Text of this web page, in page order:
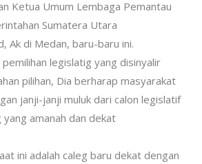
Ketua Umum Lembaga Pemantau
Sumatera Utara
Ak di Medan, baru-baru ini.
legislatig yang disinyalir
pilihan, Dia berharap masyarakat
janji-janji muluk dari calon legislatif
yang amanah dan dekat
ini adalah caleg baru dekat dengan